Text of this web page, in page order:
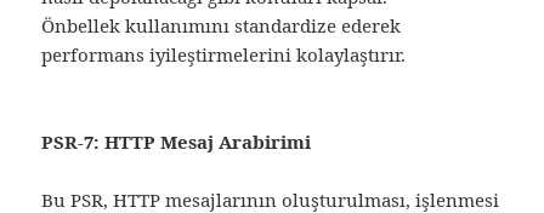
Önbellek kullanımını standardize ederek
performans iyileştirmelerini kolaylaştırır.
PSR-7: HTTP Mesaj Arabirimi
Bu PSR, HTTP mesajlarının oluşturulması, işlenmesi